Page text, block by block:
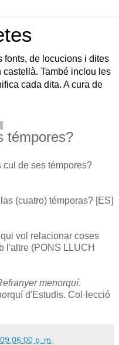
fonts, de locucions i dites
També inclou les
cada dita. A cura de
témpores?
cul de ses témpores?
(cuatro) témporas? [ES]
vol relacionar coses
l'altre (PONS LLUCH
menorquí.
d'Estudis. Col·lecció
p. m.